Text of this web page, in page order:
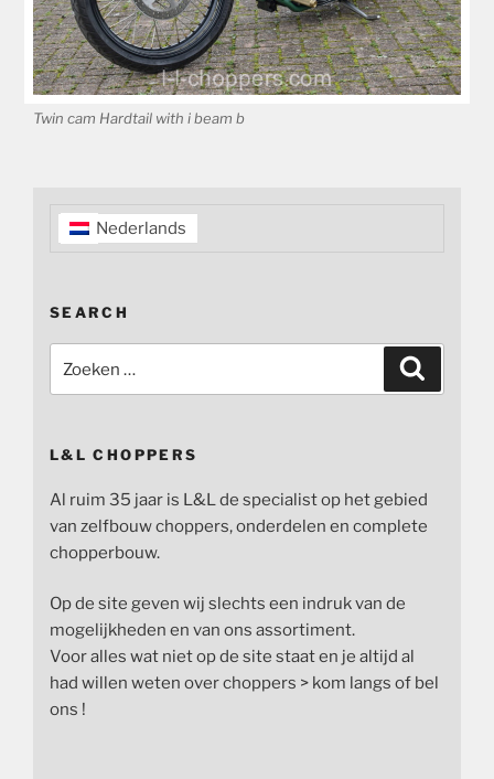
Twin cam Hardtail with i beam b
Nederlands
SEARCH
naar:
L&L CHOPPERS
Al ruim 35 jaar is L&L de specialist op het gebied
van zelfbouw choppers, onderdelen en complete
chopperbouw.
Op de site geven wij slechts een indruk van de
mogelijkheden en van ons assortiment.
Voor alles wat niet op de site staat en je altijd al
had willen weten over choppers > kom langs of bel
ons !